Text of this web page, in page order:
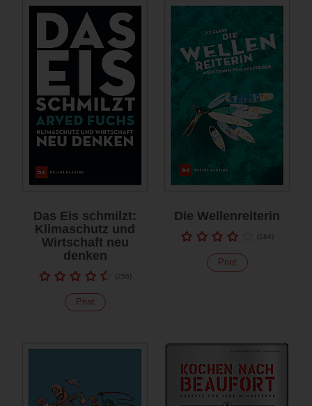
Das Eis schmilzt:
Klimaschutz und
Wirtschaft neu
denken
(256)
Print
Die Wellenreiterin
(184)
Print